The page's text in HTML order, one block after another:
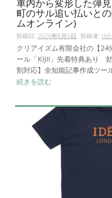
車内から変形した弾
町のサル追い払いと
ムオンライン)
投稿日: 2026年8月6日 投稿者:
クリアイズム有限会社の【
ール「KIJII」先着特典あり
割対応】全知能記事作成ツー
続きを読む